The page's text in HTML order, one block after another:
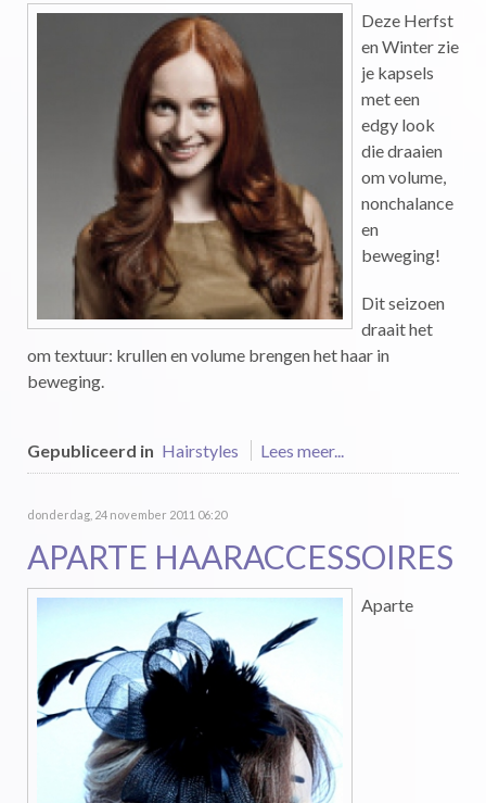
Deze Herfst
en Winter zie
je kapsels
met een
edgy look
die draaien
om volume,
nonchalance
en
beweging!
Dit seizoen
draait het
om textuur: krullen en volume brengen het haar in
beweging.
Gepubliceerd in Hairstyles Lees meer...
donderdag, 24 november 2011 06:20
APARTE HAARACCESSOIRES
Aparte